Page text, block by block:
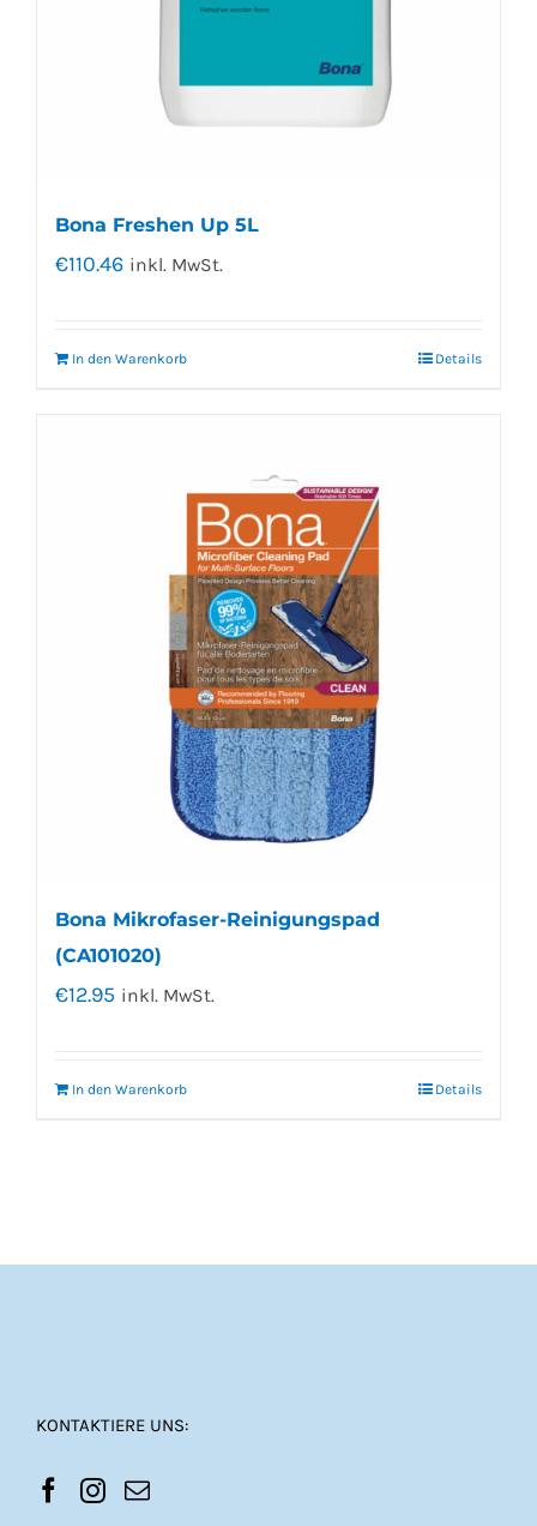
Bona Freshen Up 5L
€110.46 inkl. MwSt.
In den Warenkorb Details
Bona Mikrofaser-Reinigungspad
(CA101020)
€12.95 inkl. MwSt.
In den Warenkorb Details
KONTAKTIERE UNS: